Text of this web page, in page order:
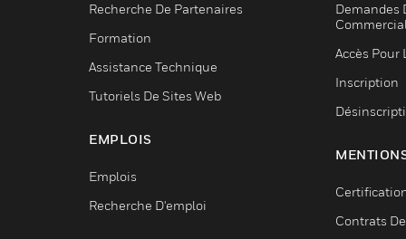
Recherche De Partenaires
Formation
Assistance Technique
Tutoriels De Sites Web
EMPLOIS
Emplois
Recherche D'emploi
Demandes
Accès Pour
Inscription
Contrats